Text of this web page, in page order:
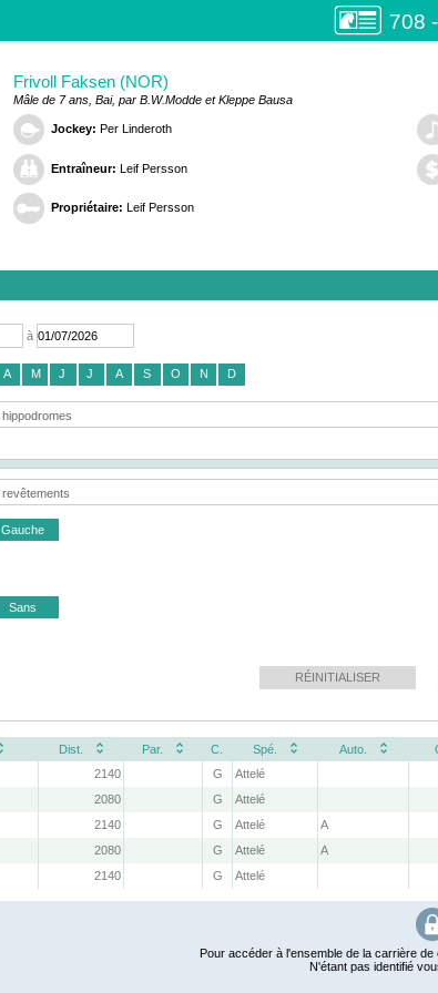
708
Frivoll Faksen (NOR)
Mâle de 7 ans, Bai, par B.W.Modde et Kleppe Bausa
Jockey: Per Linderoth
Entraîneur: Leif Persson
Propriétaire: Leif Persson
à
A M J J A S O N D
Gauche
Sans
RÉINITIALISER
Dist. Par. C. Spé. Auto.
2140 G Attelé
2080 G Attelé
2140 G Attelé A
2080 G Attelé A
2140 G Attelé
Pour accéder à l'ensemble de la carrière
N'étant pas identifié